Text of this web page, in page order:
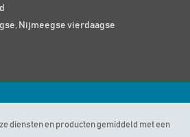
Nijmeegse vierdaagse
diensten en producten gemiddeld met een